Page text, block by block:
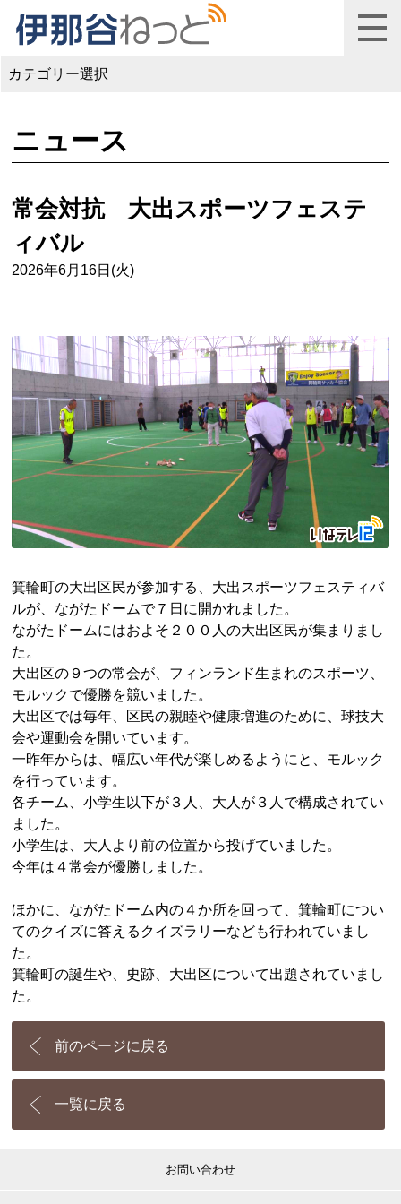
カテゴリー選択
ニュース
常会対抗 大出スポーツフェステ
ィバル
2026年6月16日(火)
箕輪町の大出区民が参加する、大出スポーツフェスティバ
ルが、ながたドームで７日に開かれました。
ながたドームにはおよそ２００人の大出区民が集まりまし
た。
大出区の９つの常会が、フィンランド生まれのスポーツ、
モルックで優勝を競いました。
大出区では毎年、区民の親睦や健康増進のために、球技大
会や運動会を開いています。
一昨年からは、幅広い年代が楽しめるようにと、モルック
を行っています。
各チーム、小学生以下が３人、大人が３人で構成されてい
ました。
小学生は、大人より前の位置から投げていました。
今年は４常会が優勝しました。
ほかに、ながたドーム内の４か所を回って、箕輪町につい
てのクイズに答えるクイズラリーなども行われていまし
た。
箕輪町の誕生や、史跡、大出区について出題されていまし
た。
前のページに戻る
一覧に戻る
お問い合わせ